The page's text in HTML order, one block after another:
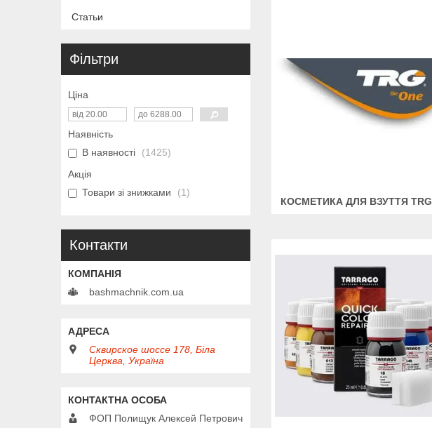
КОСМЕТИКА ДЛЯ ВЗУТТЯ TRG
Статьи
Фільтри
Ціна
Наявність
В наявності
1425
Акція
Товари зі знижками
1
Контакти
bashmachnik.com.ua
Сквирское шоссе 178, Біла
Церква, Україна
ФОП Полищук Алексей Петрович